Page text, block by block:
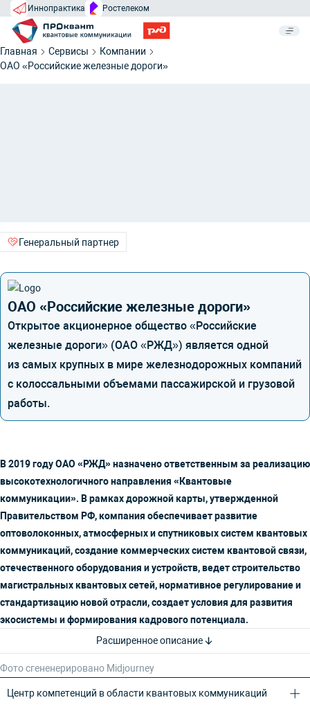
Иннопрактика Ростелеком
Главная Сервисы
Компании
ОАО «Российские железные дороги»
Генеральный партнер
ОАО «Российские железные дороги»
Открытое акционерное общество «Российские
железные дороги» (ОАО «РЖД») является одной
из самых крупных в мире железнодорожных компаний
с колоссальными объемами пассажирской и грузовой
работы.
В 2019 году ОАО «РЖД» назначено ответственным за реализацию
высокотехнологичного направления «Квантовые
коммуникации». В рамках дорожной карты, утвержденной
Правительством РФ, компания обеспечивает развитие
оптоволоконных, атмосферных и спутниковых систем квантовых
коммуникаций, создание коммерческих систем квантовой связи,
отечественного оборудования и устройств, ведет строительство
магистральных квантовых сетей, нормативное регулирование и
стандартизацию новой отрасли, создает условия для развития
экосистемы и формирования кадрового потенциала.
Расширенное описание
Фото сгененерировано Midjourney
Центр компетенций в области квантовых коммуникаций